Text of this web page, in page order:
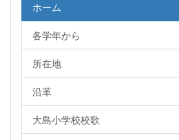
ホーム
各学年から
所在地
沿革
大島小学校校歌